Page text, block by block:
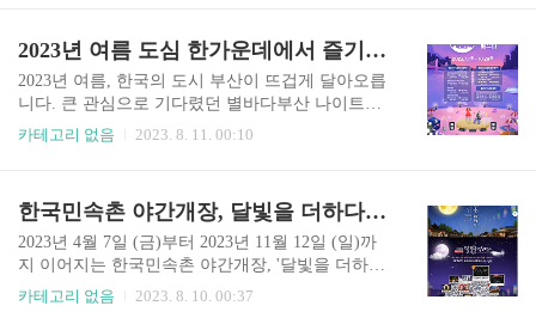
참가자들의 특별한 경험 사진존, 공포 ..
면 좋겠습니다. 율봄식물원 봉선화 시즌 홈페이지
율봄식물원에서 봉선화 시즌 즐기기 이번 율봄식
물원의 봉선화 시즌에서는 다양한 봉선화 관련 체
험과 전시가 준비되어 있습니다. 봉선화 기간 동안
가족과 함께 떠나기에 좋은 산책, 청정기와 바베큐
새로운 체험이도 준비되어 있습니다. 참여형 체험:
야외에 준비된 본격적인 자연과..
2023년 여름 도심 한가운데에서 즐기는 별바다 부산 나이트 페스타
2023년 여름, 한국의 도시 부산이 뜨겁게 달아오릅
니다. 큰 관심으로 기다렸던 별바다부산 나이트페
스타가 2023년 7월 1일부터 10월 29일까지 이루어
리와 생동감 넘치는 부산의 묘미를 느낄 수 있는 젊
음의 기지가 될 것입니다. 더 자세한 소식과 정보를
알고 싶으신 분들은 아래 홈페이지로 가셔서 정보
얻으시면 됩니다. 행사 날짜도 얼마 안 남았으니 서
두리 시길 바랍니다. 별바다 부산 나이트 페스타 홈
카테고리 없음 2023. 8. 11. 00:10
한국민속촌 야간개장, 달빛을 더하다: 잊지 못할 추억을 만드세요
2023년 4월 7일 (금)부터 2023년 11월 12일 (일)까
지 이어지는 한국민속촌 야간개장, '달빛을 더하
다'에서는 밤늦게까지 문을 열어 관람객들에게 고
카테고리 없음 2023. 8. 10. 00:37